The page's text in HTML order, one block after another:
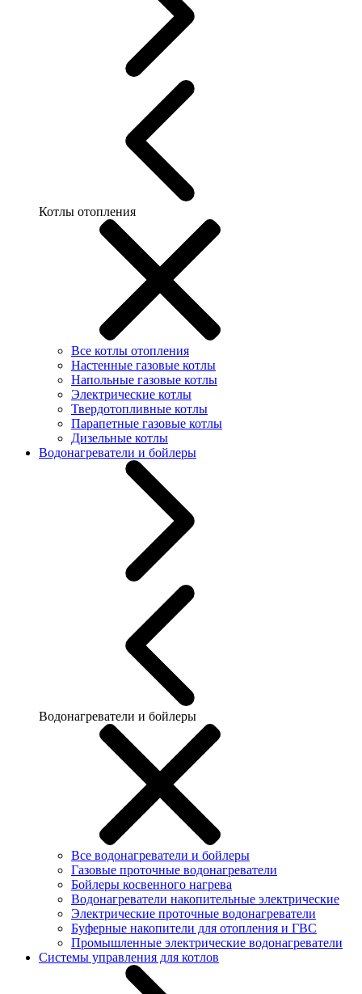
Котлы отопления
Все котлы отопления
Настенные газовые котлы
Напольные газовые котлы
Электрические котлы
Твердотопливные котлы
Парапетные газовые котлы
Дизельные котлы
Водонагреватели и бойлеры
Водонагреватели и бойлеры
Все водонагреватели и бойлеры
Газовые проточные водонагреватели
Бойлеры косвенного нагрева
Водонагреватели накопительные электрические
Электрические проточные водонагреватели
Буферные накопители для отопления и ГВС
Промышленные электрические водонагреватели
Системы управления для котлов